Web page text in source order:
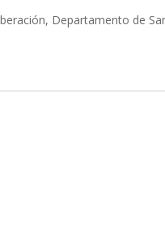
Departamento de